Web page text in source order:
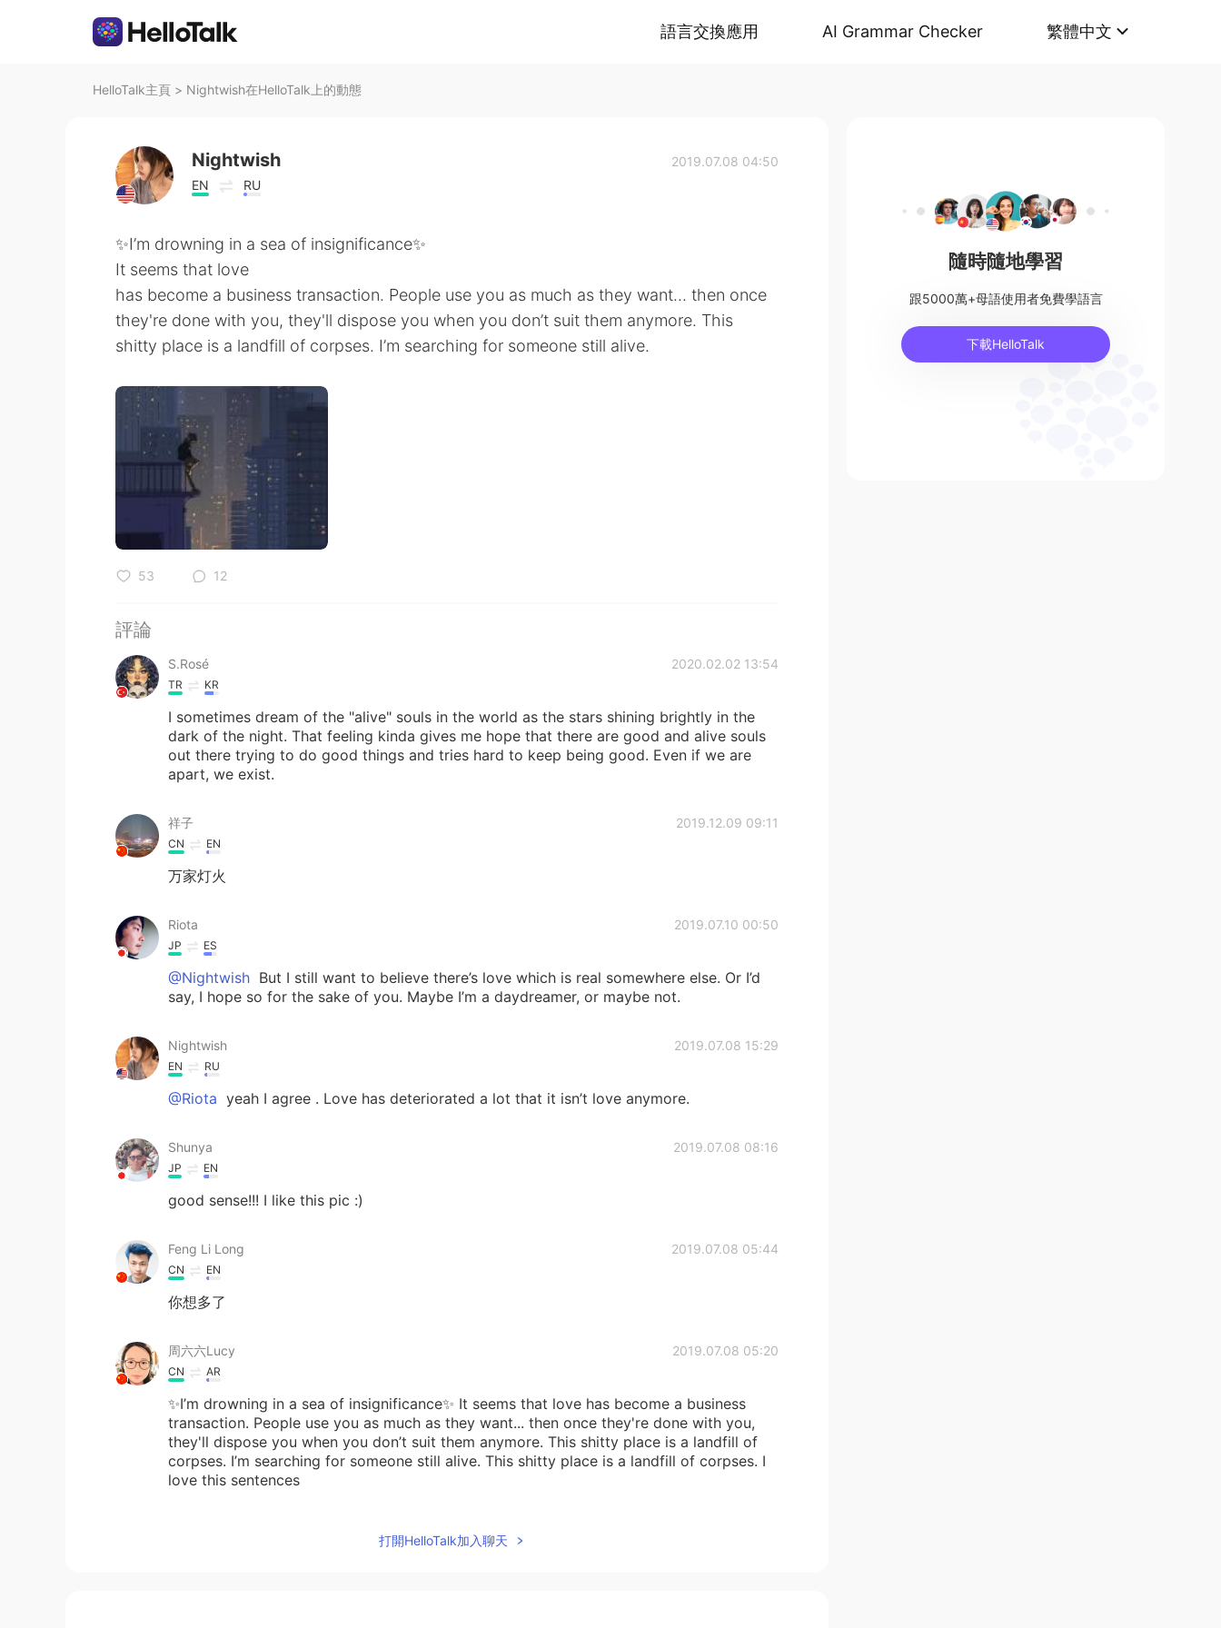
語言交換應用 AI Grammar Checker 繁體中文
HelloTalk主頁 > Nightwish在HelloTalk上的動態
Nightwish
EN RU
2019.07.08 04:50
✨I’m drowning in a sea of insignificance✨
It seems that love
has become a business transaction. People use you as much as they want... then once
they're done with you, they'll dispose you when you don’t suit them anymore. This
shitty place is a landfill of corpses. I’m searching for someone still alive.
53 12
評論
S.Rosé 2020.02.02 13:54
TR KR
I sometimes dream of the "alive" souls in the world as the stars shining brightly in the
dark of the night. That feeling kinda gives me hope that there are good and alive souls
out there trying to do good things and tries hard to keep being good. Even if we are
apart, we exist.
祥子 2019.12.09 09:11
CN EN
万家灯火
Riota 2019.07.10 00:50
JP ES
@Nightwish But I still want to believe there’s love which is real somewhere else. Or I’d
say, I hope so for the sake of you. Maybe I’m a daydreamer, or maybe not.
Nightwish 2019.07.08 15:29
EN RU
@Riota yeah I agree . Love has deteriorated a lot that it isn’t love anymore.
Shunya 2019.07.08 08:16
JP EN
good sense!!! I like this pic :)
Feng Li Long 2019.07.08 05:44
CN EN
你想多了
周六六Lucy 2019.07.08 05:20
CN AR
✨I’m drowning in a sea of insignificance✨ It seems that love has become a business
transaction. People use you as much as they want... then once they're done with you,
they'll dispose you when you don’t suit them anymore. This shitty place is a landfill of
corpses. I’m searching for someone still alive. This shitty place is a landfill of corpses. I
love this sentences
打開HelloTalk加入聊天
隨時隨地學習
跟5000萬+母語使用者免費學語言
下載HelloTalk